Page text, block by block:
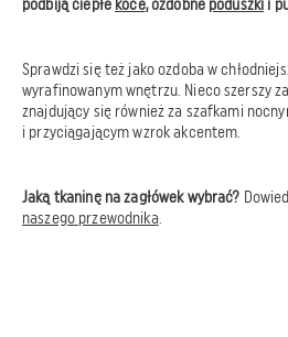
podbiją ciepłe koce, ozdobne poduszki i
Sprawdzi się też jako ozdoba w
wyrafinowanym wnętrzu. Nieco szerszy
znajdujący się również za szafkami
i przyciągającym wzrok akcentem.
Jaką tkaninę na zagłówek wybrać?
naszego przewodnika